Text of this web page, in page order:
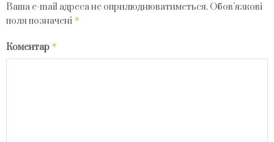
Ваша e-mail адреса не оприлюднюватиметься. Обов’язкові
поля позначені *
Коментар *